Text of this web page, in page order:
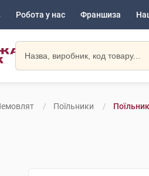
Робота у нас Франшиза
Поїльники